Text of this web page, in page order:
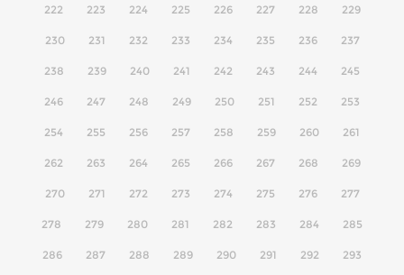
222 223 224 225 226 227 228 229
230 231 232 233 234 235 236 237
238 239 240 241 242 243 244 245
246 247 248 249 250 251 252 253
254 255 256 257 258 259 260 261
262 263 264 265 266 267 268 269
270 271 272 273 274 275 276 277
278 279 280 281 282 283 284 285
286 287 288 289 290 291 292 293